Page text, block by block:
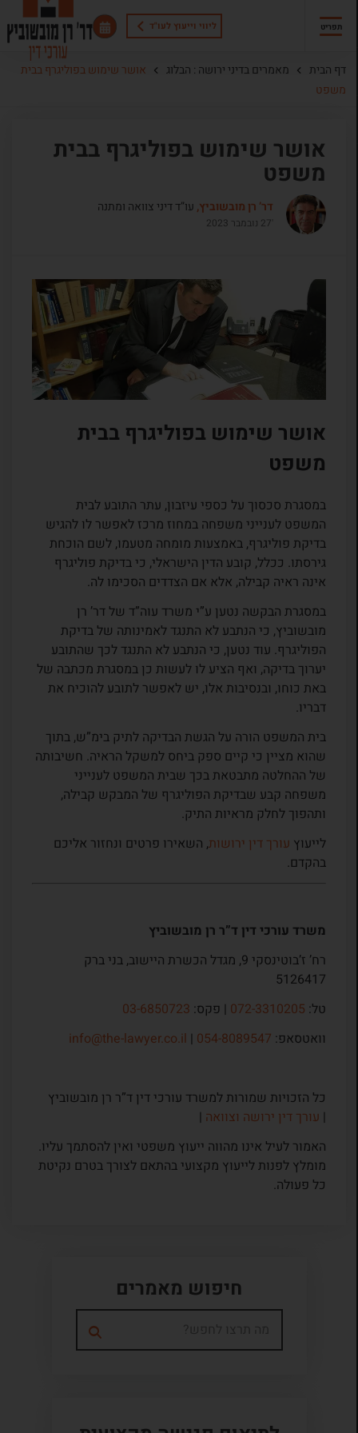
ליווי וייעוץ לעו"ד תפריט
דף הבית מאמרים בדיני ירושה : הבלוג
אושר שימוש בפוליגרף בבית
משפט
אושר שימוש בפוליגרף בבית
משפט
דר’ רן מובשוביץ,עו”ד דיני צוואה ומתנה
אושר שימוש בפוליגרף בבית
משפט
במסגרת סכסוך על כספי עיזבון, עתר התובע לבית
המשפט לענייני משפחה במחוז מרכז לאפשר לו להגיש
בדיקת פוליגרף, באמצעות מומחה מטעמו, לשם הוכחת
גירסתו. ככלל, קובע הדין הישראלי, כי בדיקת פוליגרף
אינה ראיה קבילה, אלא אם הצדדים הסכימו לה.
במסגרת הבקשה נטען ע”י משרד עוה”ד של דר’ רן
מובשוביץ, כי הנתבע לא התנגד לאמינותה של בדיקת
הפוליגרף. עוד נטען, כי הנתבע לא התנגד לכך שהתובע
יערוך בדיקה, ואף הציע לו לעשות כן במסגרת מכתבה של
באת כוחו, ובנסיבות אלו, יש לאפשר לתובע להוכיח את
דבריו.
בית המשפט הורה על הגשת הבדיקה לתיק בימ”ש, בתוך
שהוא מציין כי קיים ספק ביחס למשקל הראיה. חשיבותה
של ההחלטה מתבטאת בכך שבית המשפט לענייני
משפחה קבע שבדיקת הפוליגרף של המבקש קבילה,
ותהפוך לחלק מראיות התיק.
לייעוץ עורך דין ירושות, השאירו פרטים ונחזור אליכם
בהקדם.
משרד עורכי דין ד”ר רן מובשוביץ
רח’ ז’בוטינסקי 9, מגדל הכשרת היישוב, בני ברק
5126417
טל: 072-3310205| פקס: 03-6850723
וואטסאפ: 054-8089547
|
info@the-lawyer.co.il
כל הזכויות שמורות למשרד עורכי דין ד”ר רן מובשוביץ
| עורך דין ירושה וצוואה|
האמור לעיל אינו מהווה ייעוץ משפטי ואין להסתמך עליו.
מומלץ לפנות לייעוץ מקצועי בהתאם לצורך בטרם נקיטת
כל פעולה.
חיפוש מאמרים